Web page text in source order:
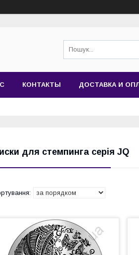
КОНТАКТЫ ДОСТАВКА И
для стемпинга серія JQ